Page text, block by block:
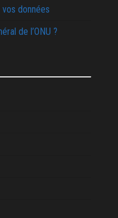
données
de l’ONU ?